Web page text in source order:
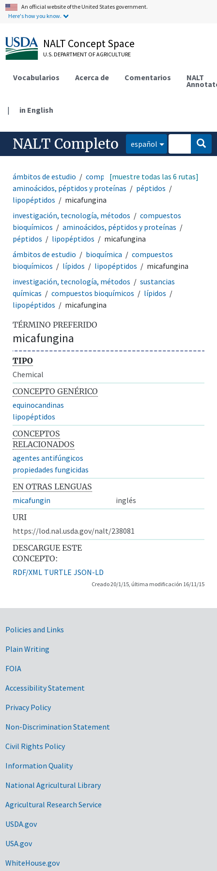
An official website of the United States government.
Here's how you know.
NALT Concept Space
U.S. DEPARTMENT OF AGRICULTURE
Vocabularios Acerca de Comentarios NALT
| in English
NALT Completo español
ámbitos de estudio
compuestos bioquímicos
aminoácidos, péptidos y proteínas
péptidos
lipopéptidos
micafungina
[muestre todas las 6 rutas]
investigación, tecnología, métodos
compuestos
bioquímicos
aminoácidos, péptidos y proteínas
péptidos
lipopéptidos
micafungina
ámbitos de estudio
bioquímica
compuestos
bioquímicos
lípidos lipopéptidos
micafungina
investigación, tecnología, métodos
sustancias
químicas
compuestos bioquímicos
lípidos
lipopéptidos
micafungina
TÉRMINO PREFERIDO
micafungina
TIPO
Chemical
CONCEPTO GENÉRICO
equinocandinas
lipopéptidos
CONCEPTOS
RELACIONADOS
agentes antifúngicos
propiedades fungicidas
EN OTRAS LENGUAS
micafungin
inglés
URI
https://lod.nal.usda.gov/nalt/238081
DESCARGUE ESTE
CONCEPTO:
RDF/XML TURTLE JSON-LD
Creado 20/1/15, última modificación 16/11/15
Government Links
Policies and Links
Plain Writing
FOIA
Accessibility Statement
Privacy Policy
Non-Discrimination Statement
Civil Rights Policy
Information Quality
National Agricultural Library
Agricultural Research Service
USDA.gov
USA.gov
WhiteHouse.gov